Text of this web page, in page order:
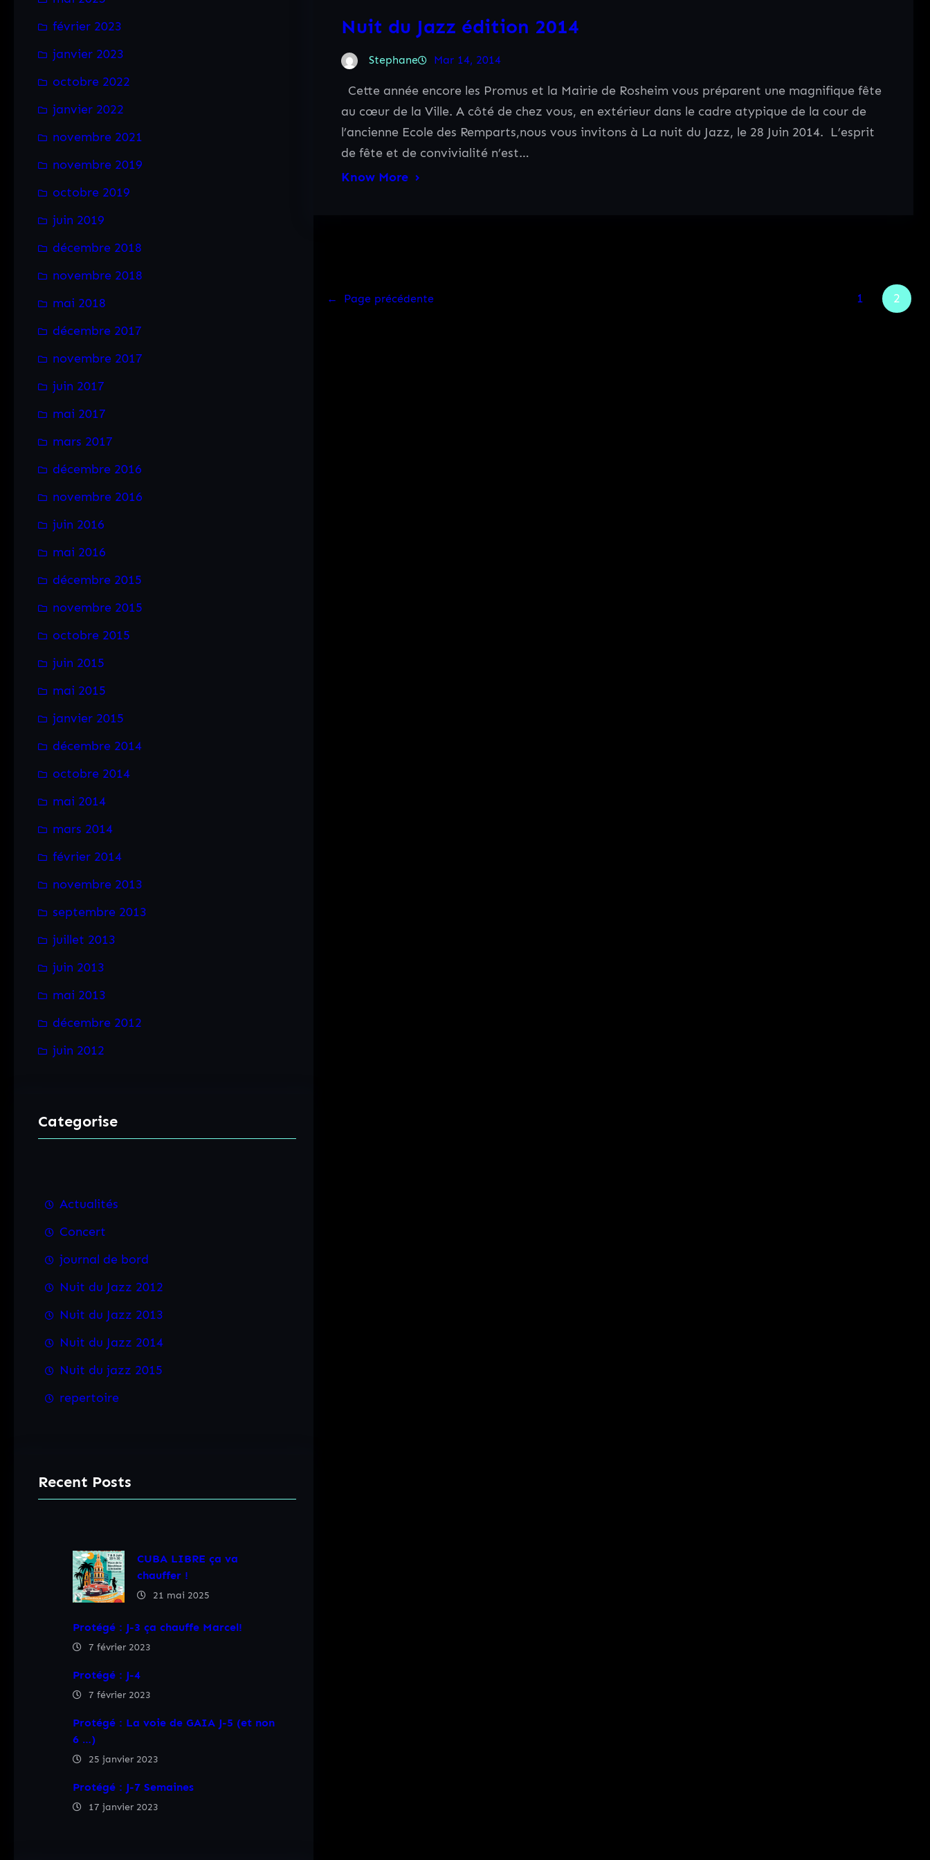
h
e
février 2023
janvier 2023
octobre 2022
janvier 2022
novembre 2021
novembre 2019
octobre 2019
juin 2019
décembre 2018
novembre 2018
mai 2018
décembre 2017
novembre 2017
juin 2017
mai 2017
mars 2017
décembre 2016
novembre 2016
juin 2016
mai 2016
décembre 2015
novembre 2015
octobre 2015
juin 2015
mai 2015
janvier 2015
décembre 2014
octobre 2014
mai 2014
mars 2014
février 2014
novembre 2013
septembre 2013
juillet 2013
juin 2013
mai 2013
décembre 2012
juin 2012
Categorise
Actualités
Concert
journal de bord
Nuit du Jazz 2012
Nuit du Jazz 2013
Nuit du Jazz 2014
Nuit du jazz 2015
repertoire
Recent Posts
CUBA LIBRE ça va
chauffer !
21 mai 2025
Protégé : J-3 ça chauffe Marcel!
7 février 2023
Protégé : J-4
7 février 2023
Protégé : La voie de GAIA J-5 (et non
6 …)
25 janvier 2023
Protégé : J-7 Semaines
17 janvier 2023
Nuit du Jazz édition 2014
Stephane Mar 14, 2014
Cette année encore les Promus et la Mairie de Rosheim vous préparent une magnifique fête
au cœur de la Ville. A côté de chez vous, en extérieur dans le cadre atypique de la cour de
l’ancienne Ecole des Remparts,nous vous invitons à La nuit du Jazz, le 28 Juin 2014. L’esprit
de fête et de convivialité n’est…
Know More
← Page précédente 1 2